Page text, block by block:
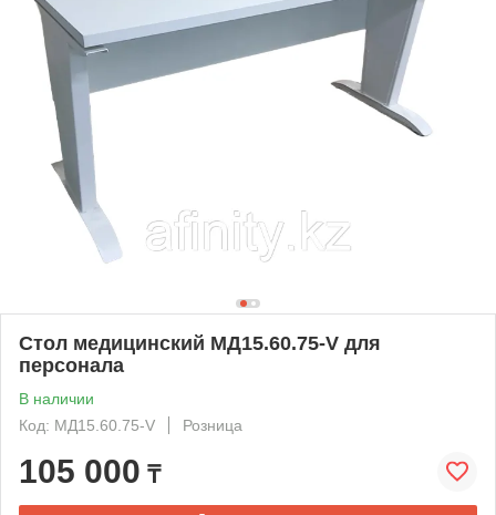
Стол медицинский МД15.60.75-V для
персонала
В наличии
Код: МД15.60.75-V
Розница
105 000 ₸